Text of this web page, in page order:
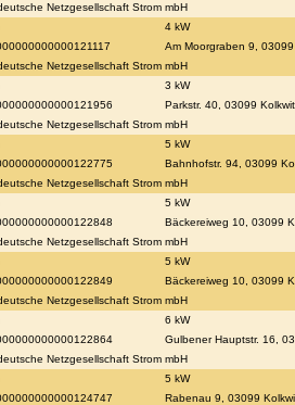
Netzgesellschaft Strom mbH
4 kW
Am Moorgraben 9,
Netzgesellschaft Strom mbH
3 kW
Parkstr. 40, 03099
Netzgesellschaft Strom mbH
5 kW
Bahnhofstr. 94, 03099
Netzgesellschaft Strom mbH
5 kW
Bäckereiweg 10, 03099
Netzgesellschaft Strom mbH
5 kW
Bäckereiweg 10, 03099
Netzgesellschaft Strom mbH
6 kW
Gulbener Hauptstr. 16,
Netzgesellschaft Strom mbH
5 kW
Rabenau 9, 03099